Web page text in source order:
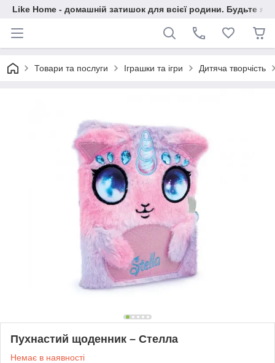
Like Home - домашній затишок для всієї родини. Будьте як
Товари та послуги Іграшки та ігри Дитяча творчість
Пухнастий щоденник – Стелла
Немає в наявності